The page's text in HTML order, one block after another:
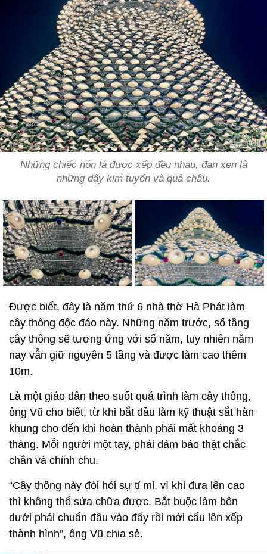
Những chiếc nón lá được xếp đều nhau, đan xen là
những dây kim tuyến và quả châu.
Được biết, đây là năm thứ 6 nhà thờ Hà Phát làm
cây thông độc đáo này. Những năm trước, số tầng
cây thông sẽ tương ứng với số năm, tuy nhiên năm
nay vẫn giữ nguyên 5 tầng và được làm cao thêm
10m.
Là một giáo dân theo suốt quá trình làm cây thông,
ông Vũ cho biết, từ khi bắt đầu làm kỹ thuật sắt hàn
khung cho đến khi hoàn thành phải mất khoảng 3
tháng. Mỗi người một tay, phải đảm bảo thật chắc
chắn và chỉnh chu.
“Cây thông này đòi hỏi sự tỉ mỉ, vì khi đưa lên cao
thì không thể sửa chữa được. Bắt buộc làm bên
dưới phải chuẩn đâu vào đấy rồi mới cẩu lên xếp
thành hình”, ông Vũ chia sẻ.